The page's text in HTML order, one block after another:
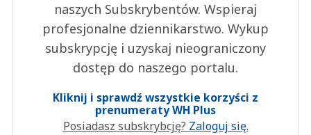
naszych Subskrybentów. Wspieraj
profesjonalne dziennikarstwo. Wykup
subskrypcję i uzyskaj nieograniczony
dostęp do naszego portalu.
Kliknij i sprawdź wszystkie korzyści z
prenumeraty WH Plus
Posiadasz subskrybcję? Zaloguj się.